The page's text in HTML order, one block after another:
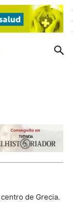
de Grecia.